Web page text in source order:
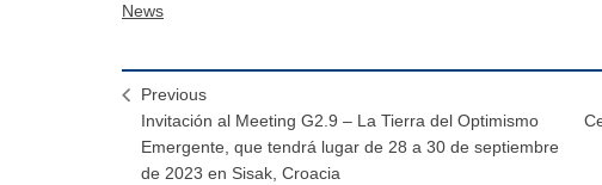
News
Previous
Invitación al Meeting G2.9 – La Tierra del Optimismo
Emergente, que tendrá lugar de 28 a 30 de septiembre
de 2023 en Sisak, Croacia